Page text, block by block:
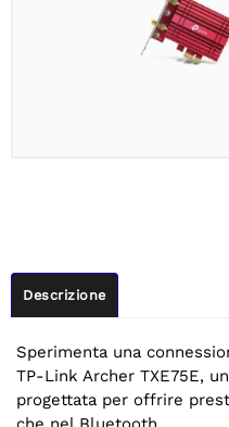
Descrizione
Sperimenta una
TP-Link Archer TXE75E,
progettata per offrire